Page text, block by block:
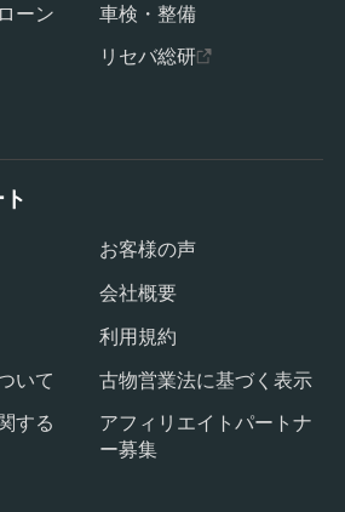
ーン
車検・整備
リセバ総研
お客様の声
会社概要
利用規約
いて
古物営業法に基づく表示
する
アフィリエイトパートナ
ー募集